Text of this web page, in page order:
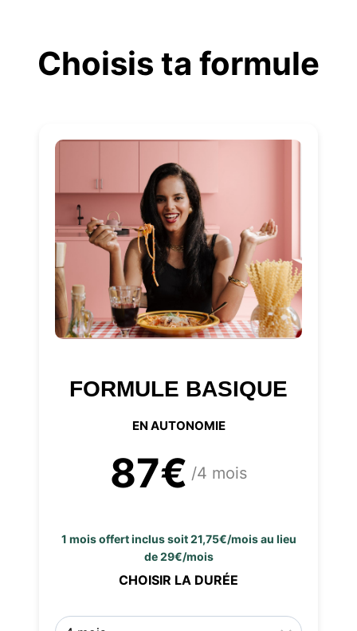
contenuChoisis ta formule
FORMULE BASIQUE
EN AUTONOMIE
87€ /4 mois
1 mois offert inclus soit 21,75€/mois au lieu
de 29€/mois
CHOISIR LA DURÉE